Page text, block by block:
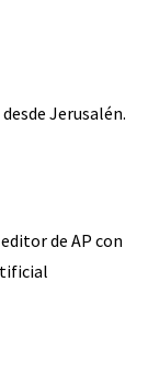
Jerusalén.
de AP con